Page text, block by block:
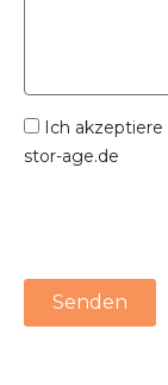
Ich akzeptiere
stor-age.de
Senden